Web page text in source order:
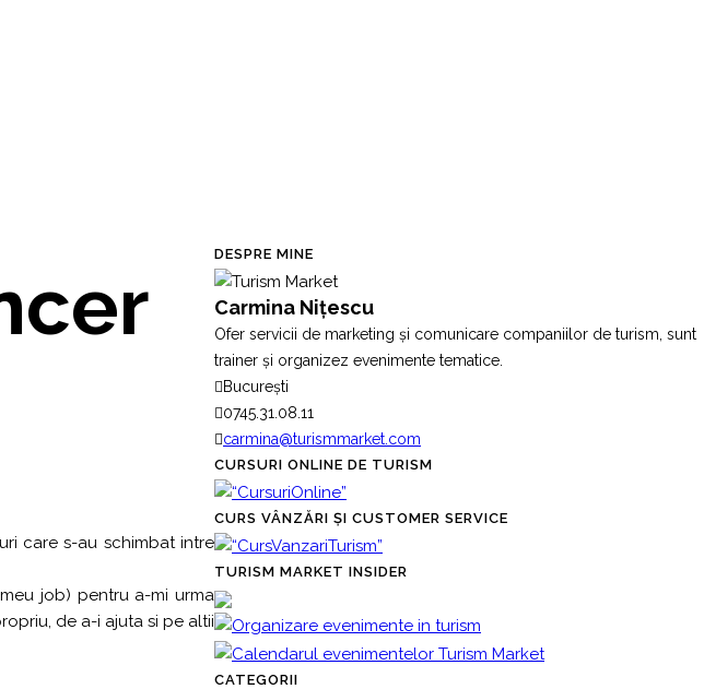
care s-au schimbat intre
job) pentru a-mi urma
de a-i ajuta si pe altii
DESPRE MINE
Carmina Nițescu
Ofer servicii de marketing și comunicare companiilor de turism, sunt
trainer și organizez evenimente tematice.
București
0745.31.08.11
carmina@turismmarket.com
CURSURI ONLINE DE TURISM
CURS VÂNZĂRI ȘI CUSTOMER SERVICE
TURISM MARKET INSIDER
CATEGORII